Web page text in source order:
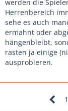
werden die
Herrenbereich
sehe es auch
ermahnt oder
hängenbleibt,
rasten ja einige
ausprobieren.
1